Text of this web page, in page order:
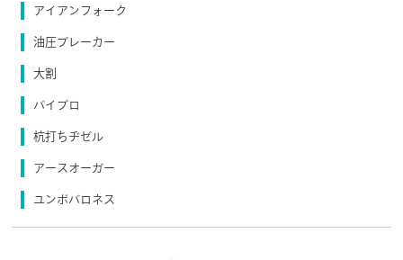
アイアンフォーク
油圧ブレーカー
大割
バイブロ
杭打ちヂゼル
アースオーガー
ユンボバロネス